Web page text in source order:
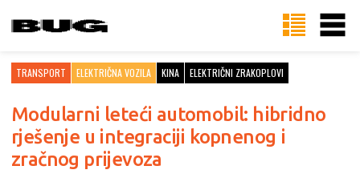
TRANSPORT ELEKTRIČNA VOZILA KINA ELEKTRIČNI ZRAKOPLOVI
Modularni leteći automobil: hibridno
rješenje u integraciji kopnenog i
zračnog prijevoza